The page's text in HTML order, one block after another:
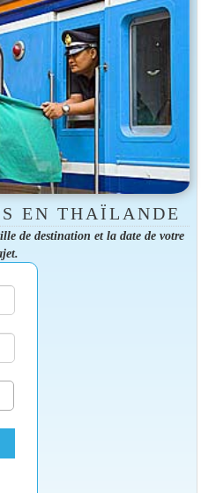
EN THAÏLANDE
de destination et la date de votre